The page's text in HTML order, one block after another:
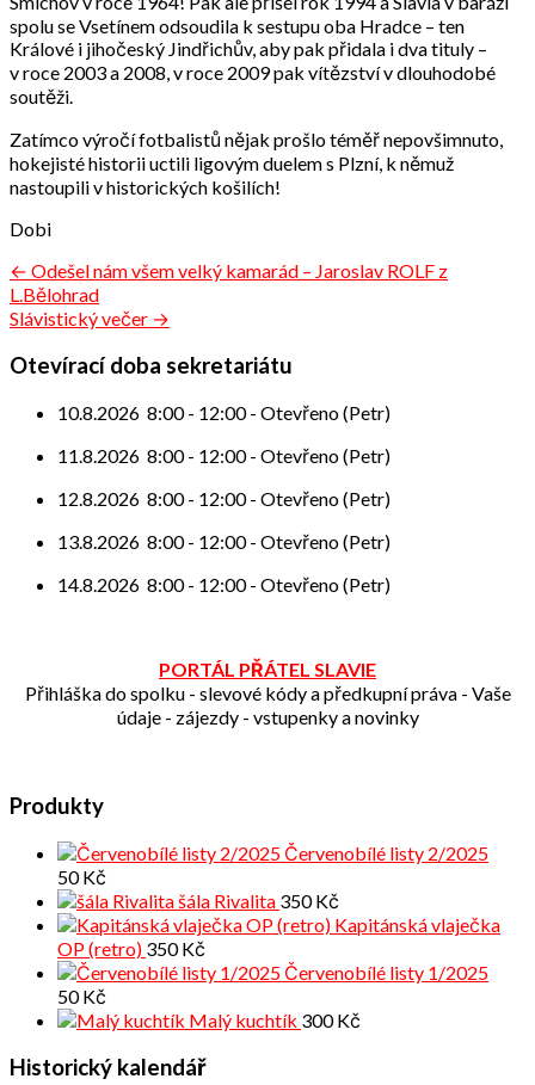
spolu se Vsetínem odsoudila k sestupu oba Hradce – ten
Králové i jihočeský Jindřichův, aby pak přidala i dva tituly –
v roce 2003 a 2008, v roce 2009 pak vítězství v dlouhodobé
soutěži.
Zatímco výročí fotbalistů nějak prošlo téměř nepovšimnuto,
hokejisté historii uctili ligovým duelem s Plzní, k němuž
nastoupili v historických košilích!
Dobi
Navigace
pro
← Odešel nám všem velký kamarád – Jaroslav ROLF z
L.Bělohrad
Slávistický večer →
Otevírací doba sekretariátu
10.8.2026 8:00- 12:00- Otevřeno (Petr)
11.8.2026 8:00- 12:00- Otevřeno (Petr)
12.8.2026 8:00- 12:00- Otevřeno (Petr)
13.8.2026 8:00- 12:00- Otevřeno (Petr)
14.8.2026 8:00- 12:00- Otevřeno (Petr)
PORTÁL PŘÁTEL SLAVIE
Přihláška do spolku - slevové kódy a předkupní práva - Vaše
údaje - zájezdy - vstupenky a novinky
Produkty
Červenobílé listy 2/2025
50Kč
šála Rivalita 350Kč
Kapitánská vlaječka
OP (retro) 350Kč
Červenobílé listy 1/2025
50Kč
Malý kuchtík 300Kč
Historický kalendář